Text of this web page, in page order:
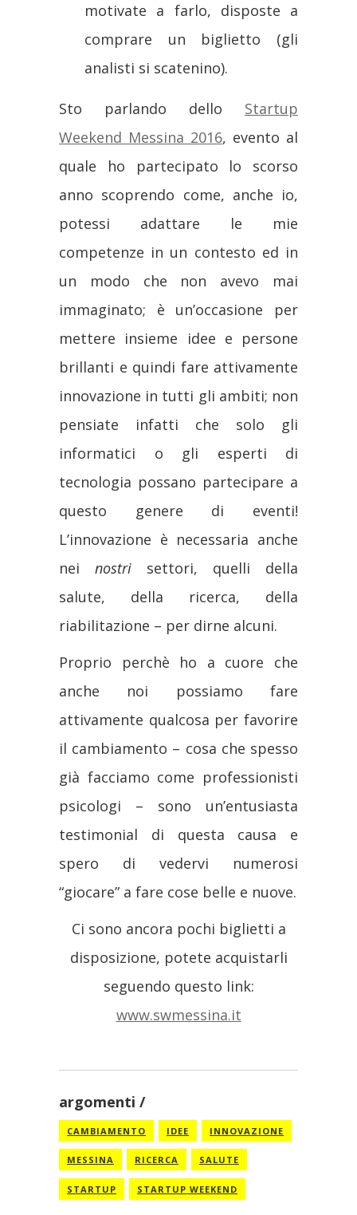
motivate a farlo, disposte a
comprare un biglietto (gli
analisti si scatenino).
Sto parlando dello Startup
Weekend Messina 2016, evento al
quale ho partecipato lo scorso
anno scoprendo come, anche io,
potessi adattare le mie
competenze in un contesto ed in
un modo che non avevo mai
immaginato; è un’occasione per
mettere insieme idee e persone
brillanti e quindi fare attivamente
innovazione in tutti gli ambiti; non
pensiate infatti che solo gli
informatici o gli esperti di
tecnologia possano partecipare a
questo genere di eventi!
L’innovazione è necessaria anche
nei nostri settori, quelli della
salute, della ricerca, della
riabilitazione – per dirne alcuni.
Proprio perchè ho a cuore che
anche noi possiamo fare
attivamente qualcosa per favorire
il cambiamento – cosa che spesso
già facciamo come professionisti
psicologi – sono un’entusiasta
testimonial di questa causa e
spero di vedervi numerosi
“giocare” a fare cose belle e nuove.
Ci sono ancora pochi biglietti a
disposizione, potete acquistarli
seguendo questo link:
www.swmessina.it
argomenti
CAMBIAMENTO IDEE INNOVAZIONE
MESSINA RICERCA SALUTE
STARTUP STARTUP WEEKEND